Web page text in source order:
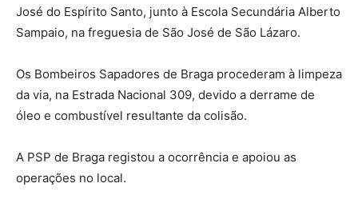
José do Espírito Santo, junto à Escola Secundária Alberto
Sampaio, na freguesia de São José de São Lázaro.
Os Bombeiros Sapadores de Braga procederam à limpeza
da via, na Estrada Nacional 309, devido a derrame de
óleo e combustível resultante da colisão.
A PSP de Braga registou a ocorrência e apoiou as
operações no local.